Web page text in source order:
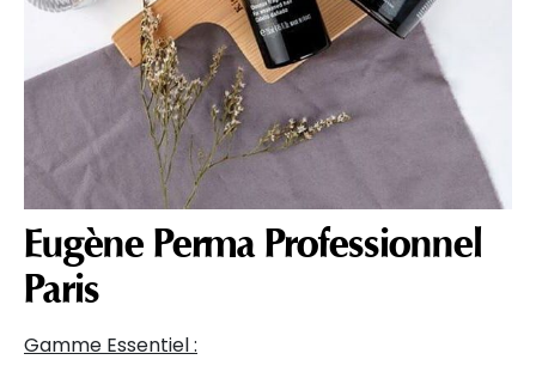
Eugène Perma Professionnel
Paris
Gamme Essentiel :